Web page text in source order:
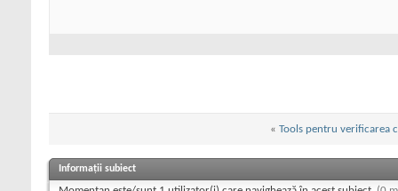
« Tools pentru verificarea
Informații subiect